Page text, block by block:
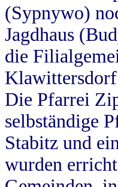
(Sypnywo)
Jagdhaus
die
Die Pfarrei
selbständige
Stabitz und
wurden